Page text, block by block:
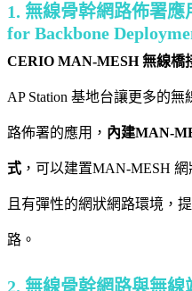
1. 無線骨幹網路佈署應
for Backbone
CERIO MAN-MESH 無線橋
AP Station 基地台讓更多的
路佈署的應用， 內建MAN-
式 ，可以建置MAN-MESH
且有彈性的網狀網路環境，
路。
2. 無線骨幹網路與無